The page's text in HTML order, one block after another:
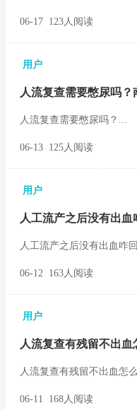
06-17 123人阅读
用户
人流复查需要憋尿吗？
人流复查需要憋尿吗？...
06-13 125人阅读
用户
人工流产之后没有出
人工流产之后没有出血咋
06-12 163人阅读
用户
人流复查有残留不出
人流复查有残留不出血怎
06-11 168人阅读